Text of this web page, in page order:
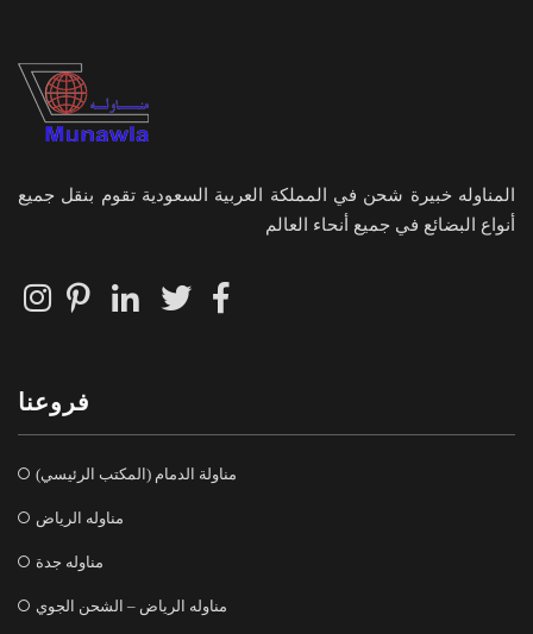
المناوله خبيرة شحن في المملكة العربية السعودية تقوم بنقل جميع
أنواع البضائع في جميع أنحاء العالم
فروعنا
مناولة الدمام (المكتب الرئيسي)
مناوله الرياض
مناوله جدة
مناوله الرياض – الشحن الجوي